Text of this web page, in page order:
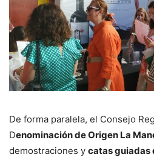
De forma paralela, el Consejo
Denominación de Origen La
demostraciones y catas guiadas